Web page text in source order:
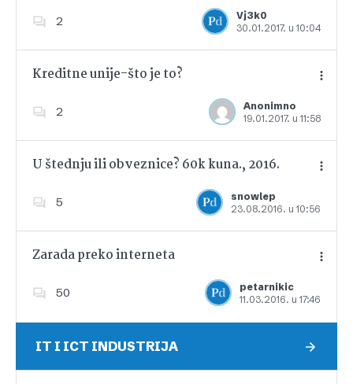
2
Vj3k0
30.01.2017. u 10:04
Dodajte u favorite
Kreditne unije-što je to?
2
Anonimno
19.01.2017. u 11:58
Dodajte u favorite
U štednju ili obveznice? 60k kuna., 2016.
5
snowlep
23.08.2016. u 10:56
Dodajte u favorite
Zarada preko interneta
50
petarnikic
11.03.2016. u 17:46
Dodajte u favorite
IT I ICT INDUSTRIJA